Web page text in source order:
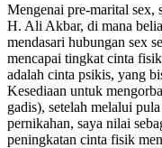
Mengenai pre-marital sex,
H. Ali Akbar, di mana
mendasari hubungan sex
mencapai tingkat cinta
adalah cinta psikis, yang
Kesediaan untuk
gadis), setelah melalui
pernikahan, saya nilai
peningkatan cinta fisik